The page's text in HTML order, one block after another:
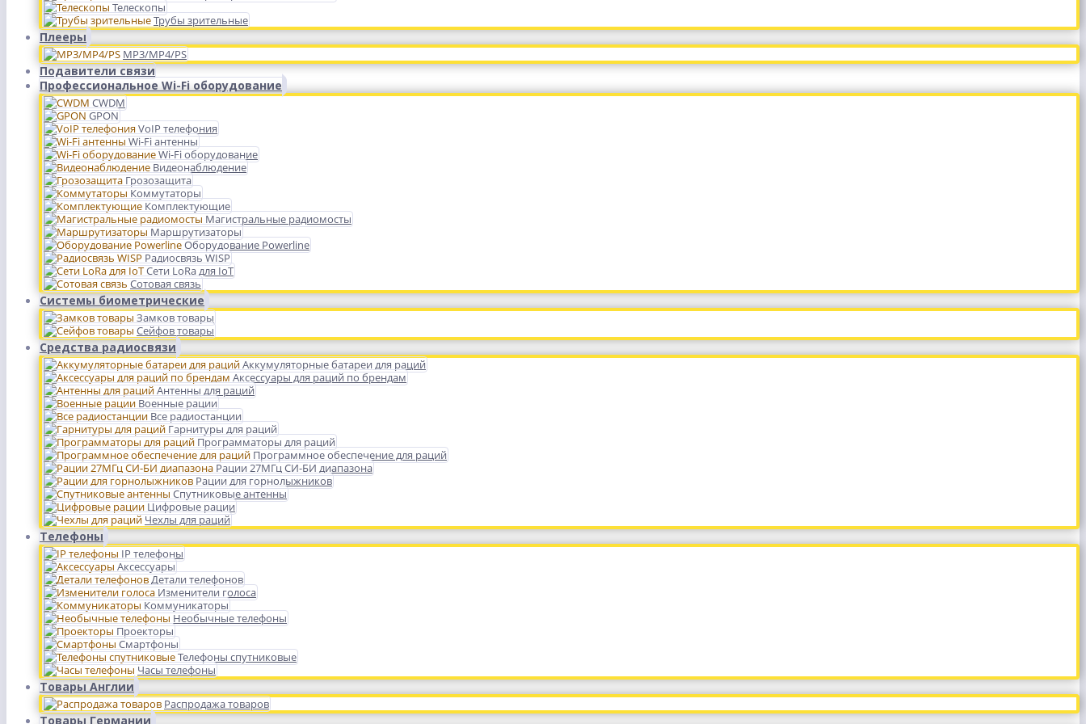
Телескопы
Трубы зрительные
Плееры
MP3/MP4/PS
Подавители связи
Профессиональное Wi-Fi оборудование
CWDM
GPON
VoIP телефония
Wi-Fi антенны
Wi-Fi оборудование
Видеонаблюдение
Грозозащита
Коммутаторы
Комплектующие
Магистральные радиомосты
Маршрутизаторы
Оборудование Powerline
Радиосвязь WISP
Сети LoRa для IoT
Сотовая связь
Системы биометрические
Замков товары
Сейфов товары
Средства радиосвязи
Аккумуляторные батареи для раций
Аксессуары для раций по брендам
Антенны для раций
Военные рации
Все радиостанции
Гарнитуры для раций
Программаторы для раций
Программное обеспечение для раций
Рации 27МГц СИ-БИ диапазона
Рации для горнолыжников
Спутниковые антенны
Цифровые рации
Чехлы для раций
Телефоны
IP телефоны
Аксессуары
Детали телефонов
Изменители голоса
Коммуникаторы
Необычные телефоны
Проекторы
Смартфоны
Телефоны спутниковые
Часы телефоны
Товары Англии
Распродажа товаров
Товары Германии